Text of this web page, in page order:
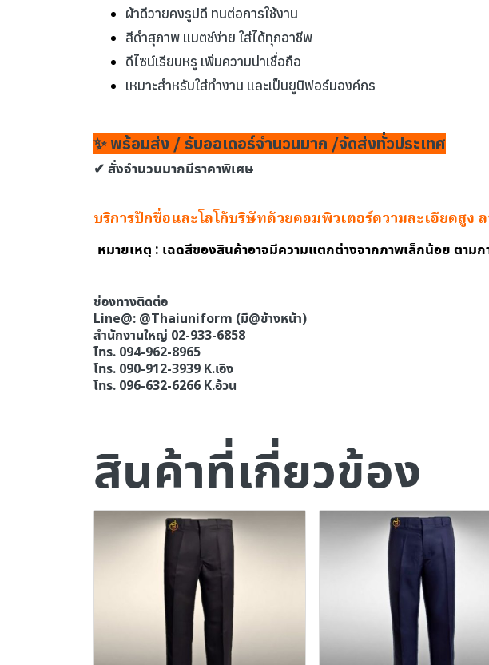
ผ้าดีวายคงรูปดี ทนต่อการใช้งาน
สีดำสุภาพ แมตช์ง่าย ใส่ได้ทุกอาชีพ
ดีไซน์เรียบหรู เพิ่มความน่าเชื่อถือ
เหมาะสำหรับใส่ทำงาน และเป็นยูนิฟอร์มองค์กร
✨ พร้อมส่ง / รับออเดอร์จำนวนมาก /จัดส่งทั่วประเทศ
✔ สั่งจำนวนมากมีราคาพิเศษ
บริการปักชื่อและโลโก้บริษัทด้วยคอมพิวเตอร์ความละเอียดสู
หมายเหตุ : เฉดสีของสินค้าอาจมีความแตกต่างจากภาพเล็กน้อย ตา
ช่องทางติดต่อ
Line@: @Thaiuniform (มี@ข้างหน้า)
สำนักงานใหญ่ 02-933-6858
โทร. 094-962-8965
โทร. 090-912-3939 K.เอิง
โทร. 096-632-6266 K.อ้วน
สินค้าที่เกี่ยวข้อง